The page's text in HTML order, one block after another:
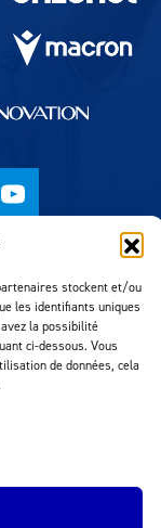
stockent et/ou
les identifiants uniques
la possibilité
ci-dessous. Vous
de données, cela